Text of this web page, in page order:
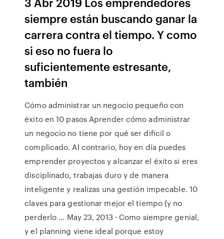
siempre están buscando ganar la
carrera contra el tiempo. Y como
si eso no fuera lo
suficientemente estresante,
también
Cómo administrar un negocio pequeño con
éxito en 10 pasos Aprender cómo administrar
un negocio no tiene por qué ser difícil o
complicado. Al contrario, hoy en día puedes
emprender proyectos y alcanzar el éxito si eres
disciplinado, trabajas duro y de manera
inteligente y realizas una gestión impecable. 10
claves para gestionar mejor el tiempo (y no
perderlo ... May 23, 2013 · Como siempre genial,
y el planning viene ideal porque estoy